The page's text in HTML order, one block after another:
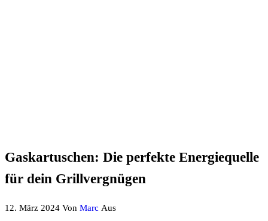
Gaskartuschen: Die perfekte Energiequelle
für dein Grillvergnügen
12. März 2024 Von Marc Aus